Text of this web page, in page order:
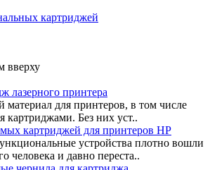
картриджей
вверху
лазерного принтера
для принтеров, в том числе
картриджами. Без них уст..
картриджей для принтеров HP
устройства плотно вошли
человека и давно переста..